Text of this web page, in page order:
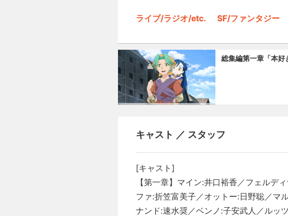
ライブ/ラジオ/etc. SF/ファンタジー
総集編第一章「本好
キャスト ／ スタッフ
[キャスト]
【第一章】マイン:井口裕香／フェルデ
ファ:折笠富美子／オットー:日野聡／マ
ナンド:速水奨／ベンノ:子安武人／ルッ